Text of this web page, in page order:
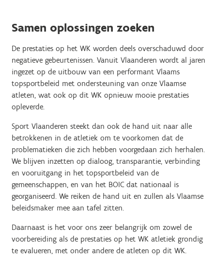
Samen oplossingen zoeken
De prestaties op het WK worden deels overschaduwd door
negatieve gebeurtenissen. Vanuit Vlaanderen wordt al jaren
ingezet op de uitbouw van een performant Vlaams
topsportbeleid met ondersteuning van onze Vlaamse
atleten, wat ook op dit WK opnieuw mooie prestaties
opleverde.
Sport Vlaanderen steekt dan ook de hand uit naar alle
betrokkenen in de atletiek om te voorkomen dat de
problematieken die zich hebben voorgedaan zich herhalen.
We blijven inzetten op dialoog, transparantie, verbinding
en vooruitgang in het topsportbeleid van de
gemeenschappen, en van het BOIC dat nationaal is
georganiseerd. We reiken de hand uit en zullen als Vlaamse
beleidsmaker mee aan tafel zitten.
Daarnaast is het voor ons zeer belangrijk om zowel de
voorbereiding als de prestaties op het WK atletiek grondig
te evalueren, met onder andere de atleten op dit WK.